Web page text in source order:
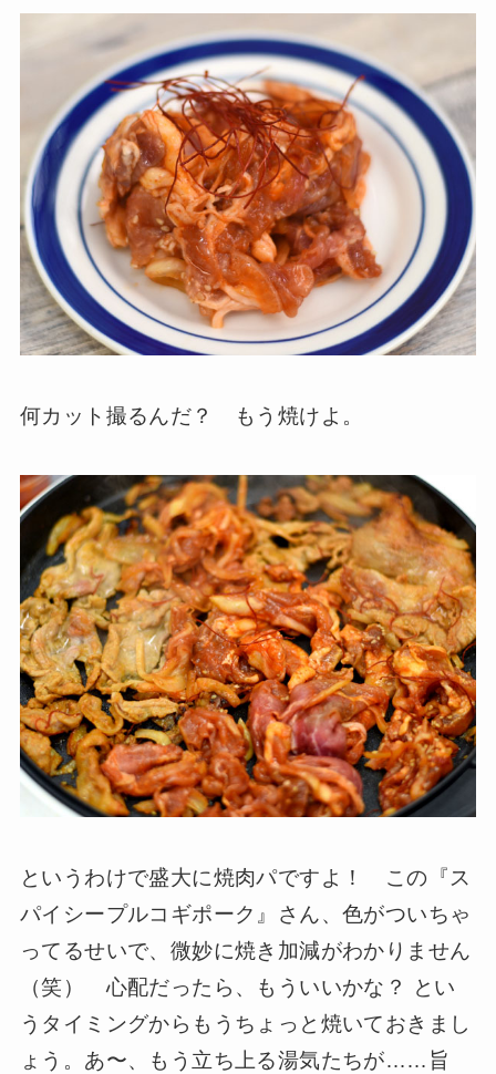
何カット撮るんだ？ もう焼けよ。
というわけで盛大に焼肉パですよ！ この『ス
パイシープルコギポーク』さん、色がついちゃ
ってるせいで、微妙に焼き加減がわかりません
（笑） 心配だったら、もういいかな？ とい
うタイミングからもうちょっと焼いておきまし
ょう。あ〜、もう立ち上る湯気たちが……旨